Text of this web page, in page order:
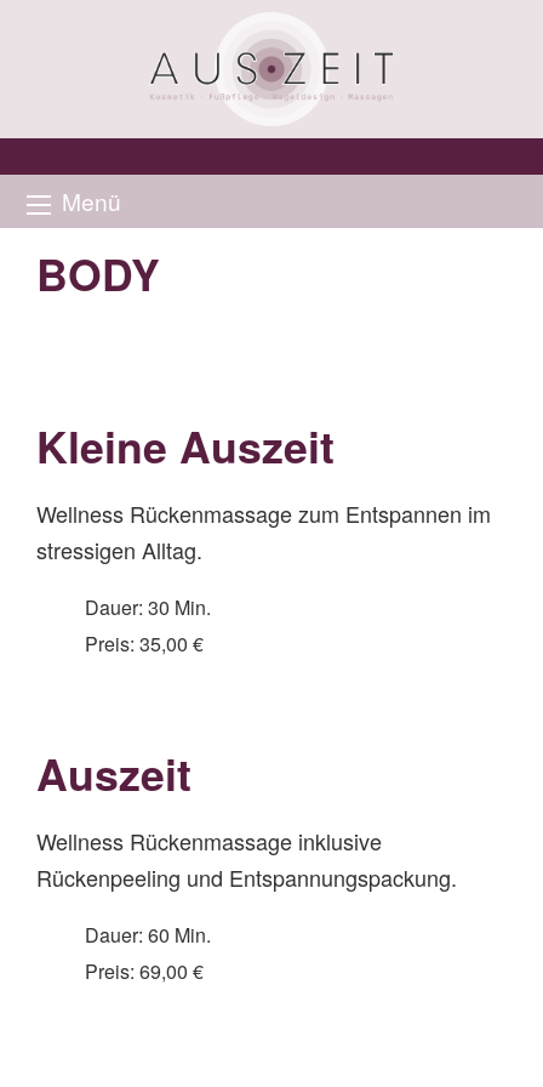
Menü
BODY
Kleine Auszeit
Wellness Rückenmassage zum Entspannen im
stressigen Alltag.
Dauer: 30 Min.
Preis: 35,00 €
Auszeit
Wellness Rückenmassage inklusive
Rückenpeeling und Entspannungspackung.
Dauer: 60 Min.
Preis: 69,00 €